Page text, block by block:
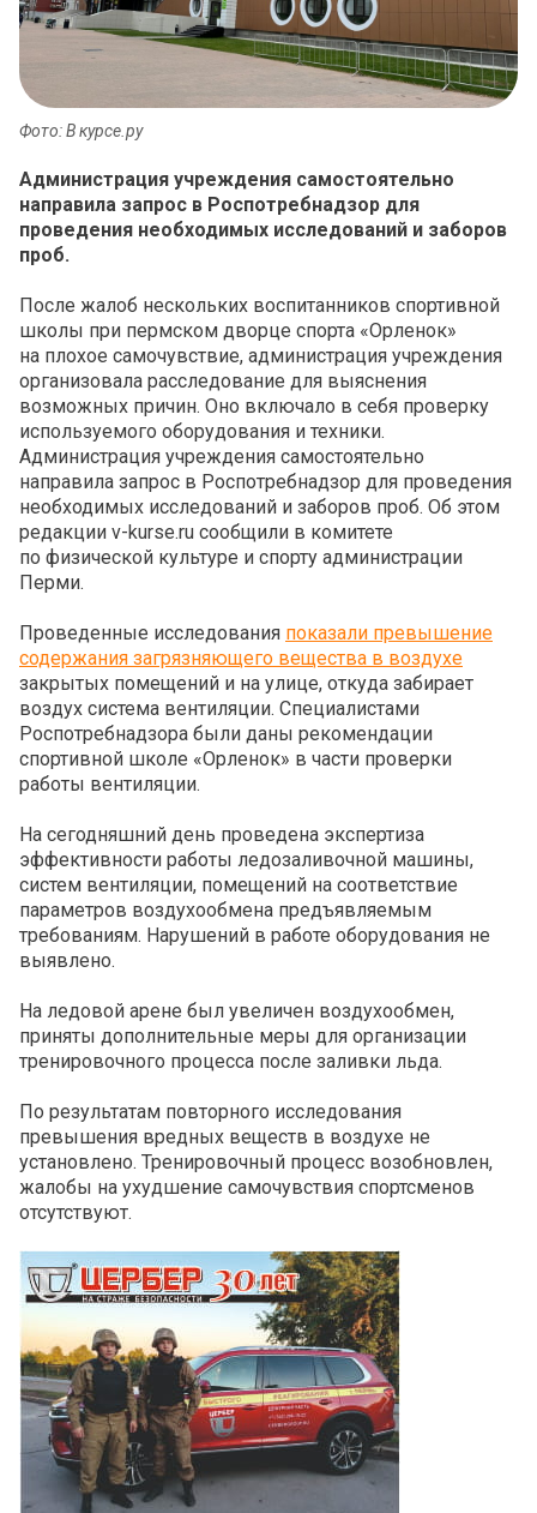
Фото: В курсе.ру
Администрация учреждения самостоятельно
направила запрос в Роспотребнадзор для
проведения необходимых исследований и заборов
проб.
После жалоб нескольких воспитанников спортивной
школы при пермском дворце спорта «Орленок»
на плохое самочувствие, администрация учреждения
организовала расследование для выяснения
возможных причин. Оно включало в себя проверку
используемого оборудования и техники.
Администрация учреждения самостоятельно
направила запрос в Роспотребнадзор для проведения
необходимых исследований и заборов проб. Об этом
редакции v-kurse.ru сообщили в комитете
по физической культуре и спорту администрации
Перми.
Проведенные исследования показали превышение
содержания загрязняющего вещества в воздухе
закрытых помещений и на улице, откуда забирает
воздух система вентиляции. Специалистами
Роспотребнадзора были даны рекомендации
спортивной школе «Орленок» в части проверки
работы вентиляции.
На сегодняшний день проведена экспертиза
эффективности работы ледозаливочной машины,
систем вентиляции, помещений на соответствие
параметров воздухообмена предъявляемым
требованиям. Нарушений в работе оборудования не
выявлено.
На ледовой арене был увеличен воздухообмен,
приняты дополнительные меры для организации
тренировочного процесса после заливки льда.
По результатам повторного исследования
превышения вредных веществ в воздухе не
установлено. Тренировочный процесс возобновлен,
жалобы на ухудшение самочувствия спортсменов
отсутствуют.